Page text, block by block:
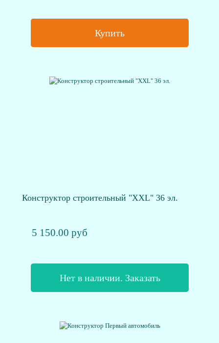
Купить
Конструктор строительный "XXL" 36 эл.
5 150.00 руб
Нет в наличии. Заказать